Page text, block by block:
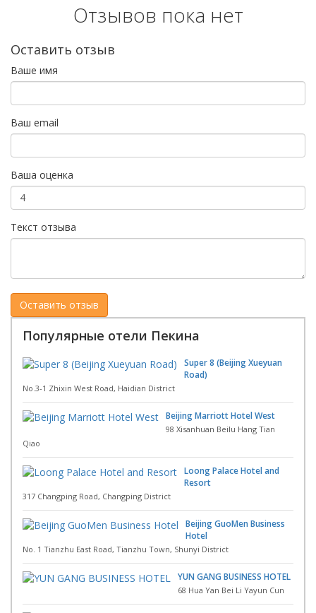
Отзывов пока нет
Оставить отзыв
Ваше имя
Ваш email
Ваша оценка
Текст отзыва
Популярные отели Пекина
Super 8 (Beijing Xueyuan
Road)
No.3-1 Zhixin West Road, Haidian District
Beijing Marriott Hotel West
98 Xisanhuan Beilu Hang Tian
Qiao
Loong Palace Hotel and
Resort
317 Changping Road, Changping District
Beijing GuoMen Business
Hotel
No. 1 Tianzhu East Road, Tianzhu Town, Shunyi District
YUN GANG BUSINESS HOTEL
68 Hua Yan Bei Li Yayun Cun